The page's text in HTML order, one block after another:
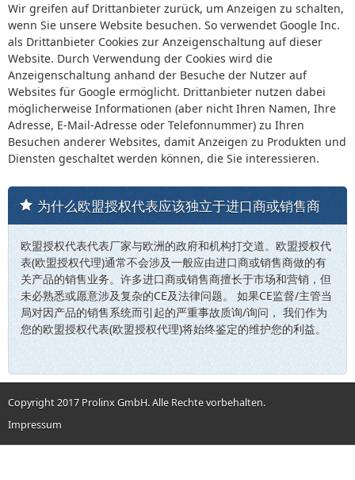
Wir greifen auf Drittanbieter zurück, um Anzeigen zu schalten,
wenn Sie unsere Website besuchen. So verwendet Google Inc.
als Drittanbieter Cookies zur Anzeigenschaltung auf dieser
Website. Durch Verwendung der Cookies wird die
Anzeigenschaltung anhand der Besuche der Nutzer auf
Websites für Google ermöglicht. Drittanbieter nutzen dabei
möglicherweise Informationen (aber nicht Ihren Namen, Ihre
Adresse, E-Mail-Adresse oder Telefonnummer) zu Ihren
Besuchen anderer Websites, damit Anzeigen zu Produkten und
Diensten geschaltet werden können, die Sie interessieren.
为什么欧盟授权代表应该独立于进口商或销售商
欧盟授权代表代表厂家与欧洲的政府和机构打交道。欧盟授权代
表(欧盟授权代理)通常不会涉及一般应由进口商或销售商做的有
关产品的销售业务。许多进口商或销售商擅长于市场和营销，但
未必熟悉或愿意涉及复杂的CE及法律问题。 如果CE监督/主管当
局对因产品的销售系统而引起的严重事故质询/询问， 我们作为
您的欧盟授权代表(欧盟授权代理)将始终鉴定的维护您的利益。
Copyright 2017 Prolinx GmbH. Alle Rechte vorbehalten.
Impressum